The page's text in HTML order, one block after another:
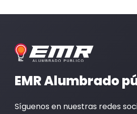
EMR Alumbrado
Síguenos en nuestras redes